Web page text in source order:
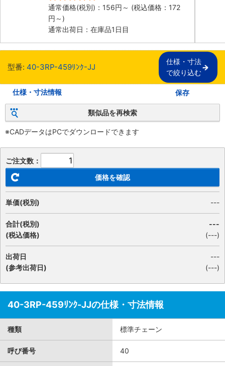
通常価格(税別)： 156円 ～ (税込価格： 172
円 ～)
通常出荷日：在庫品1日目
型番: 40-3RP-459ﾘﾝｸ-JJ
仕様・寸法
で絞り込む
仕様・寸法情報 保存
類似品を再検索
※CADデータはPCでダウンロードできます
ご注文数：
価格を確認
単価(税別) ---
合計(税別)
(税込価格)
---
(---)
出荷日
(参考出荷日)
---
(---)
40-3RP-459ﾘﾝｸ-JJの仕様・寸法情報
種類 標準チェーン
呼び番号 40